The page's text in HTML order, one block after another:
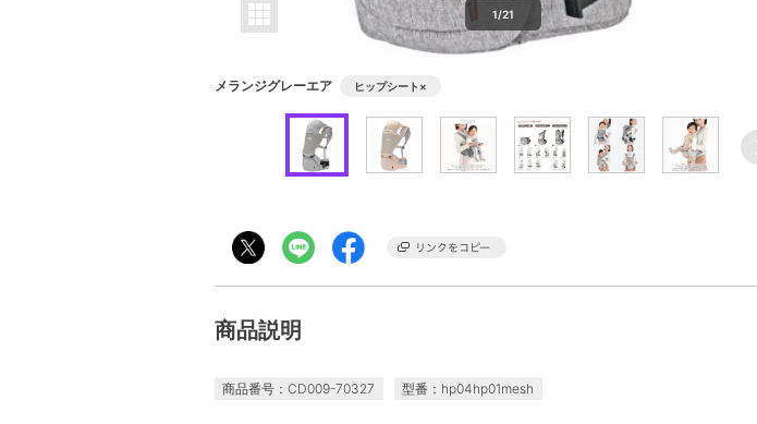
1/21
メランジグレーエア ヒップシート ×
商品説明
商品番号：CD009-70327 型番：hp04hp01mesh